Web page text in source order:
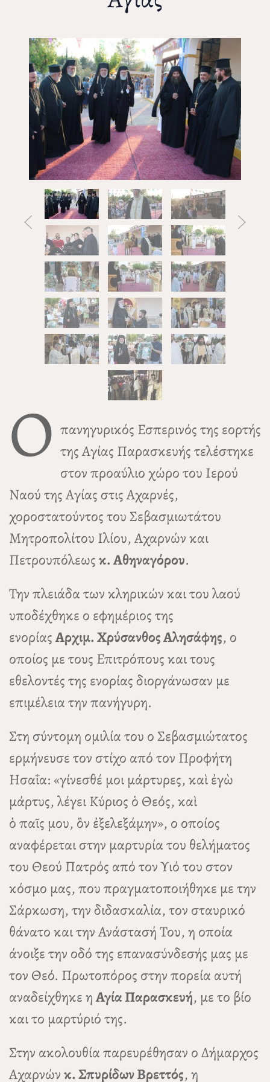
Ο πανηγυρικός Εσπερινός της εορτής
της Αγίας Παρασκευής τελέστηκε
στον προαύλιο χώρο του Ιερού
Ναού της Αγίας στις Αχαρνές,
χοροστατούντος του Σεβασμιωτάτου
Μητροπολίτου Ιλίου, Αχαρνών και
Πετρουπόλεωςκ. Αθηναγόρου.
Την πλειάδα των κληρικών και του λαού
υποδέχθηκε ο εφημέριος της
ενορίαςΑρχιμ. Χρύσανθος Αλησάφης, ο
οποίος με τους Επιτρόπους και τους
εθελοντές της ενορίας διοργάνωσαν με
επιμέλεια την πανήγυρη.
Στη σύντομη ομιλία του ο Σεβασμιώτατος
ερμήνευσε τον στίχο από τον Προφήτη
Ησαΐα: «γίνεσθέ μοι μάρτυρες, καὶ ἐγὼ
μάρτυς, λέγει Κύριος ὁ Θεός, καὶ
ὁ παῖς μου, ὃν ἐξελεξάμην», ο οποίος
αναφέρεται στην μαρτυρία του θελήματος
του Θεού Πατρός από τον Υιό του στον
κόσμο μας, που πραγματοποιήθηκε με την
Σάρκωση, την διδασκαλία, τον σταυρικό
θάνατο και την Ανάστασή Του, η οποία
άνοιξε την οδό της επανασύνδεσής μας με
τον Θεό. Πρωτοπόρος στην πορεία αυτή
αναδείχθηκε ηΑγία Παρασκευή, με το βίο
και το μαρτύριό της.
Στην ακολουθία παρευρέθησαν ο Δήμαρχος
Αχαρνώνκ. Σπυρίδων Βρεττός, η